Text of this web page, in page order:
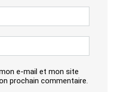
e-mail et mon site
prochain commentaire.